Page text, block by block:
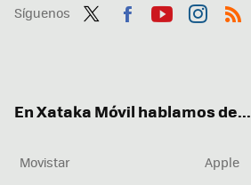
Síguenos
En Xataka Móvil hablamos de...
Movistar
Apple